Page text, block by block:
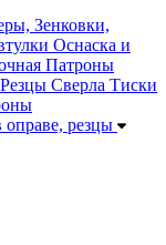
Зенковки,
Оснаска и
Патроны
Резцы Сверла Тиски
резцы